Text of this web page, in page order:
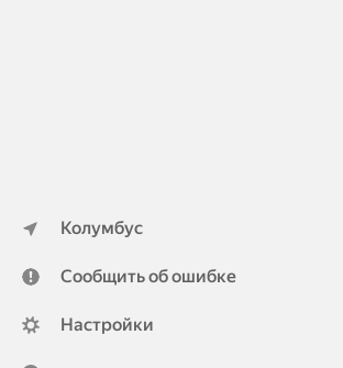
Колумбус
Сообщить об ошибке
Настройки